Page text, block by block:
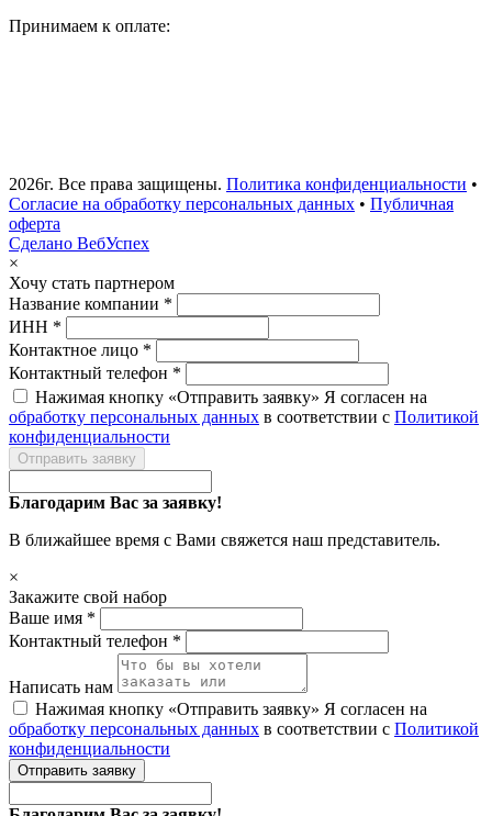
Принимаем к оплате:
2026г. Все права защищены. Политика конфиденциальности •
Согласие на обработку персональных данных • Публичная
оферта
Сделано ВебУспех
×
Хочу стать партнером
Название компании *
ИНН *
Контактное лицо *
Контактный телефон *
Нажимая кнопку «Отправить заявку» Я согласен на
обработку персональных данных в соответствии с Политикой
конфиденциальности
Отправить заявку
Благодарим Вас за заявку!
В ближайшее время с Вами свяжется наш представитель.
×
Закажите свой набор
Ваше имя *
Контактный телефон *
Написать нам
Нажимая кнопку «Отправить заявку» Я согласен на
обработку персональных данных в соответствии с Политикой
конфиденциальности
Отправить заявку